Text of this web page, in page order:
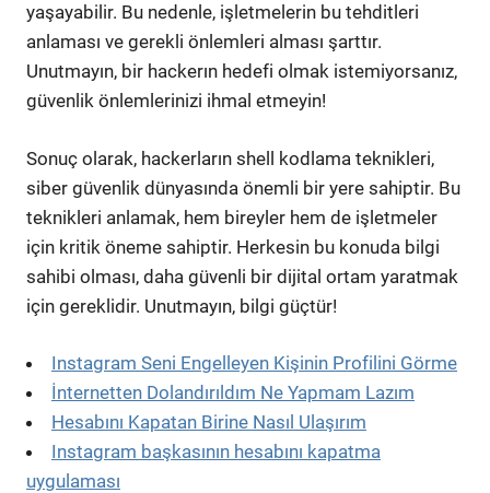
yaşayabilir. Bu nedenle, işletmelerin bu tehditleri
anlaması ve gerekli önlemleri alması şarttır.
Unutmayın, bir hackerın hedefi olmak istemiyorsanız,
güvenlik önlemlerinizi ihmal etmeyin!
Sonuç olarak, hackerların shell kodlama teknikleri,
siber güvenlik dünyasında önemli bir yere sahiptir. Bu
teknikleri anlamak, hem bireyler hem de işletmeler
için kritik öneme sahiptir. Herkesin bu konuda bilgi
sahibi olması, daha güvenli bir dijital ortam yaratmak
için gereklidir. Unutmayın, bilgi güçtür!
Instagram Seni Engelleyen Kişinin Profilini Görme
İnternetten Dolandırıldım Ne Yapmam Lazım
Hesabını Kapatan Birine Nasıl Ulaşırım
Instagram başkasının hesabını kapatma
uygulaması